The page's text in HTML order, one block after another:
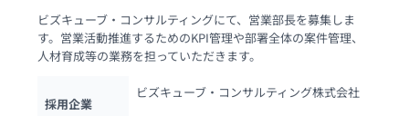
ビズキューブ・コンサルティングにて、営業部長を募集しま
す。営業活動推進するためのKPI管理や部署全体の案件管理、
人材育成等の業務を担っていただきます。
採用企業
ビズキューブ・コンサルティング株式会社